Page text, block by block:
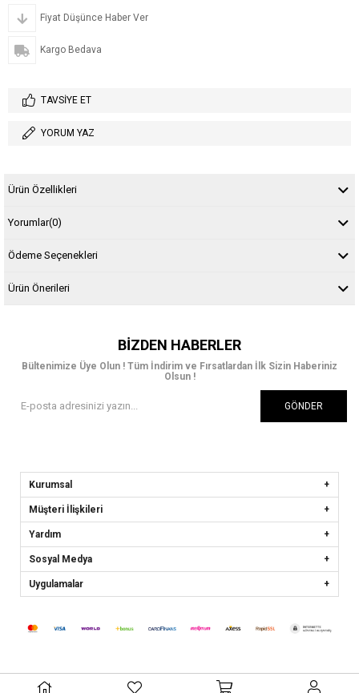
Fiyat Düşünce Haber Ver
Kargo Bedava
TAVSIYE ET
YORUM YAZ
Ürün Özellikleri
Yorumlar(0)
Ödeme Seçenekleri
Ürün Önerileri
BIZDEN HABERLER
Bültenimize Üye Olun ! Tüm İndirim ve Fırsatlardan İlk Sizin Haberiniz
Olsun !
GÖNDER
Kurumsal
Müşteri İlişkileri
Yardım
Sosyal Medya
Uygulamalar